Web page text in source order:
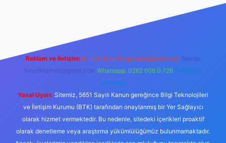
Reklam ve İletişim: E-mail: backlinkpaneli@gmail.com Teams:
forumhizmeti@gmail.com Whatsapp: 0262 606 0 726 Telegram:
@karabul
Yasal Uyarı: Sitemiz, 5651 Sayılı Kanun gereğince Bilgi Teknolojileri
ve İletişim Kurumu (BTK) tarafından onaylanmış bir Yer Sağlayıcı
olarak hizmet vermektedir. Bu nedenle, sitedeki içerikleri proaktif
olarak denetleme veya araştırma yükümlülüğümüz bulunmamaktadır.